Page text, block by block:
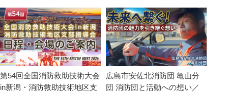
第54回全国消防救助技術大会
in新潟・消防救助技術地区支
広島市安佐北消防団 亀山分
団 消防団と活動への想い／